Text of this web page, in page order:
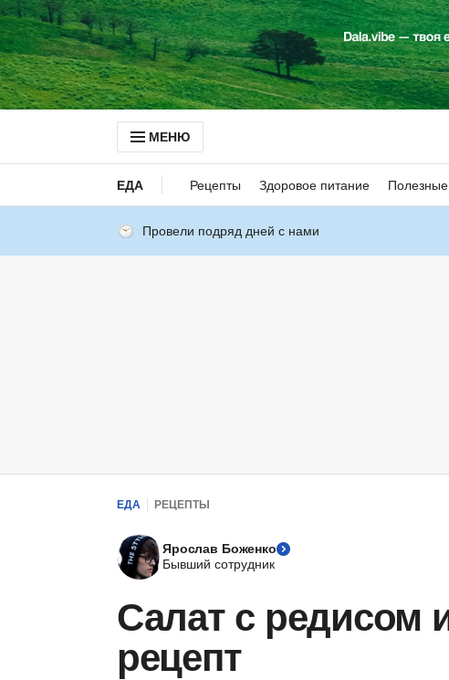
МЕНЮ
ЕДА Рецепты Здоровое питание
Провели подряд дней с нами
ЕДА РЕЦЕПТЫ
Ярослав Боженко
Бывший сотрудник
Салат с редисом
рецепт